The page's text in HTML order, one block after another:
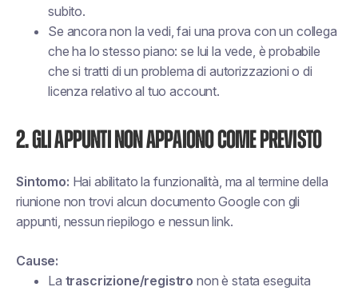
subito.
Se ancora non la vedi, fai una prova con un collega
che ha lo stesso piano: se lui la vede, è probabile
che si tratti di un problema di autorizzazioni o di
licenza relativo al tuo account.
2. Gli appunti non appaiono come previsto
Sintomo: Hai abilitato la funzionalità, ma al termine della
riunione non trovi alcun documento Google con gli
appunti, nessun riepilogo e nessun link.
Cause:
La trascrizione/registro non è stata eseguita